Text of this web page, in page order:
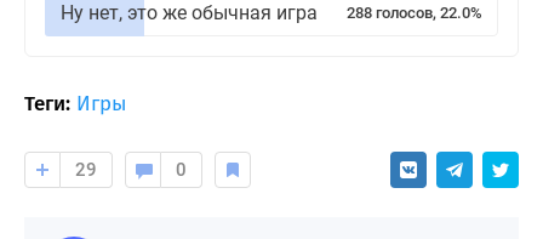
Ну нет, это же обычная игра 288 голосов, 22.0%
Теги: Игры
29 0